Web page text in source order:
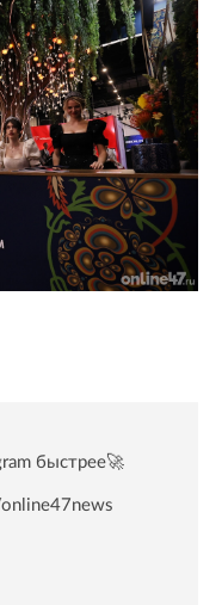
быстрее🚀